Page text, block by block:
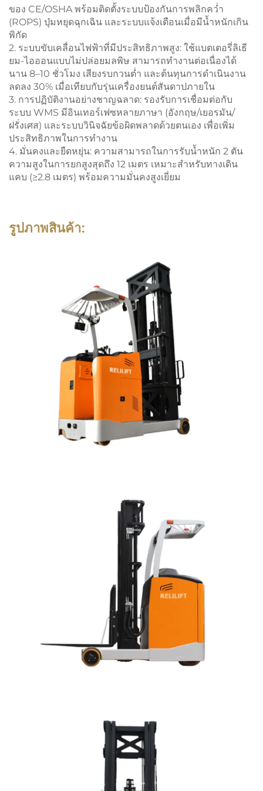
ของ CE/OSHA พร้อมติดตั้งระบบป้องกันการพลิกคว่ำ
(ROPS) ปุ่มหยุดฉุกเฉิน และระบบแจ้งเตือนเมื่อมีน้ำหนักเกิน
พิกัด
2. ระบบขับเคลื่อนไฟฟ้าที่มีประสิทธิภาพสูง: ใช้แบตเตอรี่ลิเธี
ยม-ไอออนแบบไม่ปล่อยมลพิษ สามารถทำงานต่อเนื่องได้
นาน 8–10 ชั่วโมง เสียงรบกวนต่ำ และต้นทุนการดำเนินงาน
ลดลง 30% เมื่อเทียบกับรุ่นเครื่องยนต์สันดาปภายใน
3. การปฏิบัติงานอย่างชาญฉลาด: รองรับการเชื่อมต่อกับ
ระบบ WMS มีอินเทอร์เฟซหลายภาษา (อังกฤษ/เยอรมัน/
ฝรั่งเศส) และระบบวินิจฉัยข้อผิดพลาดด้วยตนเอง เพื่อเพิ่ม
ประสิทธิภาพในการทำงาน
4. มั่นคงและยืดหยุ่น: ความสามารถในการรับน้ำหนัก 2 ตัน
ความสูงในการยกสูงสุดถึง 12 เมตร เหมาะสำหรับทางเดิน
แคบ (≥2.8 เมตร) พร้อมความมั่นคงสูงเยี่ยม
รูปภาพสินค้า: